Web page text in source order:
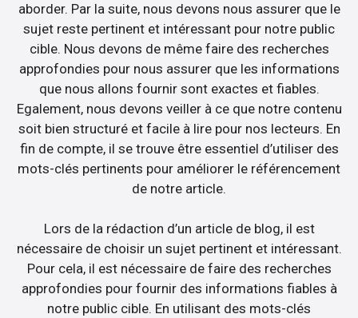
aborder. Par la suite, nous devons nous assurer que le
sujet reste pertinent et intéressant pour notre public
cible. Nous devons de même faire des recherches
approfondies pour nous assurer que les informations
que nous allons fournir sont exactes et fiables.
Egalement, nous devons veiller à ce que notre contenu
soit bien structuré et facile à lire pour nos lecteurs. En
fin de compte, il se trouve être essentiel d’utiliser des
mots-clés pertinents pour améliorer le référencement
de notre article.
Lors de la rédaction d’un article de blog, il est
nécessaire de choisir un sujet pertinent et intéressant.
Pour cela, il est nécessaire de faire des recherches
approfondies pour fournir des informations fiables à
notre public cible. En utilisant des mots-clés